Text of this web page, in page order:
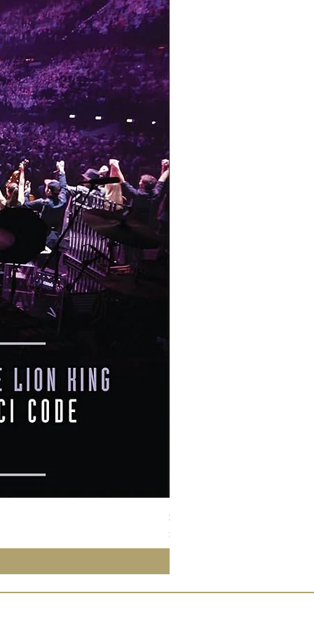
Susan Wong：靠近你（25週
價格
$950.00